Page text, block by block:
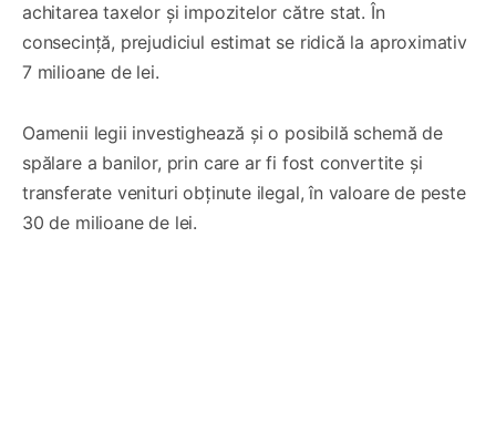
achitarea taxelor și impozitelor către stat. În
consecință, prejudiciul estimat se ridică la aproximativ
7 milioane de lei.
Oamenii legii investighează și o posibilă schemă de
spălare a banilor, prin care ar fi fost convertite și
transferate venituri obținute ilegal, în valoare de peste
30 de milioane de lei.